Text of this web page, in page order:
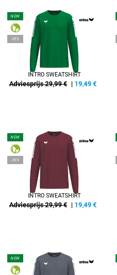
NEW
-35%
INTRO SWEATSHIRT
Adviesprijs 29,99 € | 19,49€
NEW
-35%
INTRO SWEATSHIRT
Adviesprijs 29,99 € | 19,49€
NEW